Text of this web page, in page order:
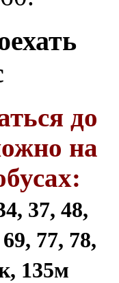
до
на
37, 48,
77, 78,
135м